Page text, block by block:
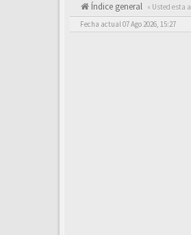
Índice general « Usted esta
Fecha actual 07 Ago 2026, 15:27